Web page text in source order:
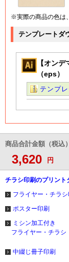
※実際の商品の色は
テンプレートダ
【オン
（eps）
テンプ
商品合計金額（税込）
3,620 円
チラシ印刷のプリント
フライヤー・チラシ
ポスター印刷
ミシン加工付き
フライヤー・チラシ
中綴じ冊子印刷